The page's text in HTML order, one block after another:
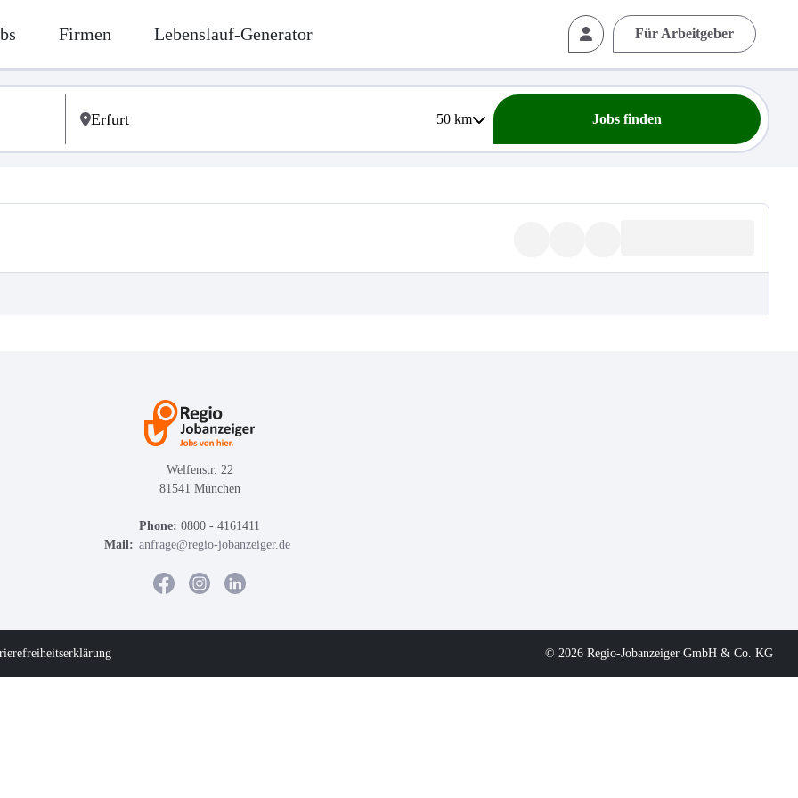
Firmen Lebenslauf-Generator Für Arbeitgeber
50km Jobs finden
Welfenstr. 22
81541 München
Phone: 0800 - 4161411
Mail: anfrage@regio-jobanzeiger.de
© 2026 Regio-Jobanzeiger GmbH & Co. KG